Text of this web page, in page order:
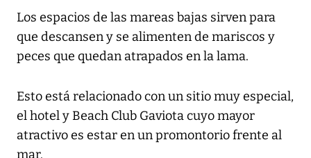
Los espacios de las mareas bajas sirven para
que descansen y se alimenten de mariscos y
peces que quedan atrapados en la lama.
Esto está relacionado con un sitio muy especial,
el hotel y Beach Club Gaviota cuyo mayor
atractivo es estar en un promontorio frente al
mar.